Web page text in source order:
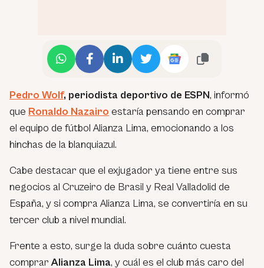
Pedro Wolf, periodista deportivo de ESPN, informó
que Ronaldo Nazairo estaría pensando en comprar
el equipo de fútbol Alianza Lima, emocionando a los
hinchas de la blanquiazul.
Cabe destacar que el exjugador ya tiene entre sus
negocios al Cruzeiro de Brasil y Real Valladolid de
España, y si compra Alianza Lima, se convertiría en su
tercer club a nivel mundial.
Frente a esto, surge la duda sobre cuánto cuesta
comprarAlianza Lima, y cuál es el club más caro del